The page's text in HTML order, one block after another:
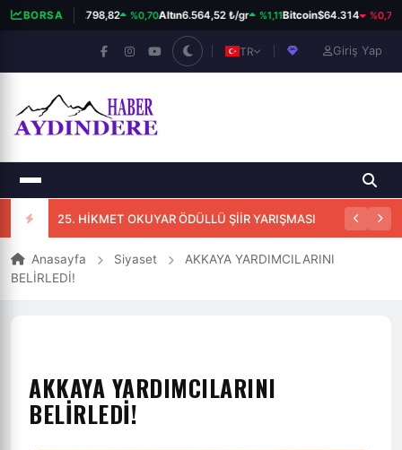
BORSA
BIST 100 13.798,82 %0,70Altın6.564,52 ₺/gr %1,11Bitcoin$64.314 %0,79
TR Giriş Yap
25. HİKMET OKUYAR ÖDÜLLÜ ŞİİR YARIŞMASI
Anasayfa Siyaset
AKKAYA YARDIMCILARINI
BELİRLEDİ!
AKKAYA YARDIMCILARINI
BELİRLEDİ!